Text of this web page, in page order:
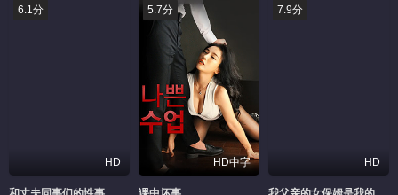
6.1分
HD
5.7分
HD中字
7.9分
HD